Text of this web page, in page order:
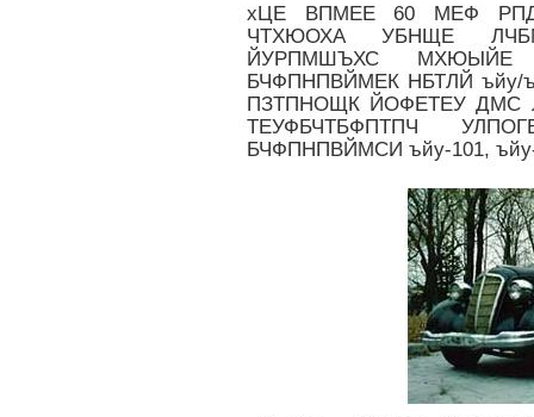
хЦЕ ВПМЕЕ 60 МЕФ
ЧТХЮОХА УБНЩЕ
ЙУРПМШЪХС
БЧФПНПВЙМЕК НБТЛЙ
ПЗТПНОЩК ЙОФЕТЕУ ДМС
ТЕУФБЧТБФПТПЧ
БЧФПНПВЙМСИ ъйу-101,